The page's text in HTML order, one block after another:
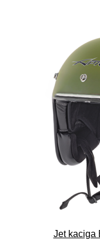
Jet kaciga